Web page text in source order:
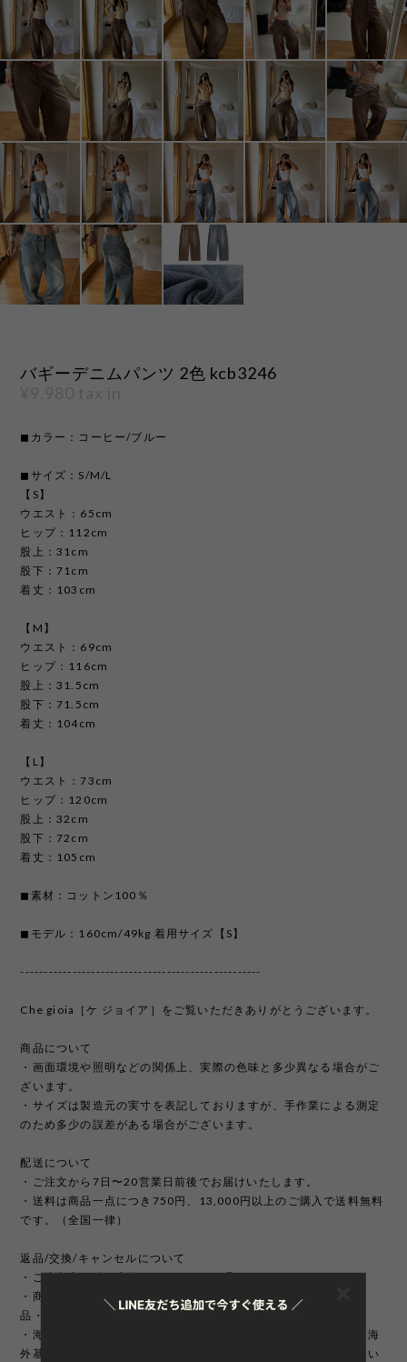
バギーデニムパンツ 2色 kcb3246
◼︎カラー：コーヒー/ブルー
◼︎サイズ：S/M/L
【S】
ウエスト：65cm
ヒップ：112cm
股上：31cm
股下：71cm
着丈：103cm
【M】
ウエスト：69cm
ヒップ：116cm
股上：31.5cm
股下：71.5cm
着丈：104cm
【L】
ウエスト：73cm
ヒップ：120cm
股上：32cm
股下：72cm
着丈：105cm
◼︎素材：コットン100％
◼︎モデル：160cm/49kg 着用サイズ【S】
---------------------------------------------------
Che gioia［ケ ジョイア］をご覧いただきありがとうございます。
商品について
・画面環境や照明などの関係上、実際の色味と多少異なる場合がご
ざいます。
・サイズは製造元の実寸を表記しておりますが、手作業による測定
のため多少の誤差がある場合がございます。
配送について
・ご注文から7日〜20営業日前後でお届けいたします。
・送料は商品一点につき750円、13,000円以上のご購入で送料無料
です。（全国一律）
返品/交換/キャンセルについて
・ご注文完了後の変更、キャンセルは承っておりません。
・商品のイメージ違いやサイズ違いなどお客様のご都合による返
品・交換はお受け致しかねます。
・海外製品は日本製に比べて縫製などが荒い場合がございます。海
外基準では返品対象になりませんのでご理解頂けますようお願いい